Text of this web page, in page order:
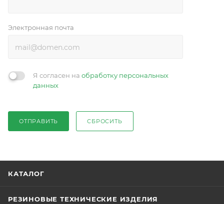
Электронная почта
Я согласен на обработку персональных
данных
ОТПРАВИТЬ СБРОСИТЬ
КАТАЛОГ
РЕЗИНОВЫЕ ТЕХНИЧЕСКИЕ ИЗДЕЛИЯ